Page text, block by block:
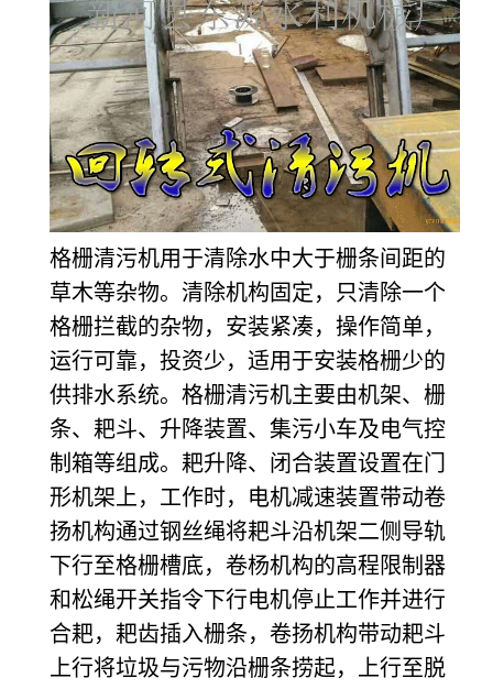
格栅清污机用于清除水中大于栅条间距的
草木等杂物。清除机构固定，只清除一个
格栅拦截的杂物，安装紧凑，操作简单，
运行可靠，投资少，适用于安装格栅少的
供排水系统。格栅清污机主要由机架、栅
条、耙斗、升降装置、集污小车及电气控
制箱等组成。耙升降、闭合装置设置在门
形机架上，工作时，电机减速装置带动卷
扬机构通过钢丝绳将耙斗沿机架二侧导轨
下行至格栅槽底，卷杨机构的高程限制器
和松绳开关指令下行电机停止工作并进行
合耙，耙齿插入栅条，卷扬机构带动耙斗
上行将垃圾与污物沿栅条捞起，上行至脱